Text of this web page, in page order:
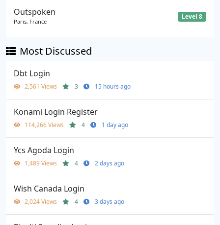
Outspoken
Paris, France
Level 8
Most Discussed
Dbt Login
2,561 Views 3 15 hours ago
Konami Login Register
114,266 Views 4 1 day ago
Ycs Agoda Login
1,489 Views 4 2 days ago
Wish Canada Login
2,024 Views 4 3 days ago